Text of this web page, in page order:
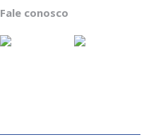
Fale conosco